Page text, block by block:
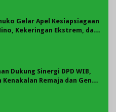
Gelar Apel Kesiapsiagaan
Kekeringan Ekstrem, dan
Dukung Sinergi DPD WIB,
Kenakalan Remaja dan Geng